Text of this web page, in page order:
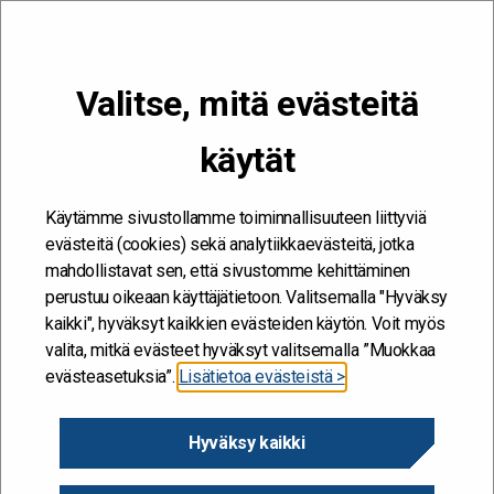
Valitse, mitä evästeitä
käytät
Käytämme sivustollamme toiminnallisuuteen liittyviä
evästeitä (cookies) sekä analytiikkaevästeitä, jotka
mahdollistavat sen, että sivustomme kehittäminen
perustuu oikeaan käyttäjätietoon. Valitsemalla "Hyväksy
kaikki", hyväksyt kaikkien evästeiden käytön. Voit myös
valita, mitkä evästeet hyväksyt valitsemalla ”Muokkaa
evästeasetuksia”. Lisätietoa evästeistä >
Hyväksy kaikki
Kehitän ja kehityn #töissäSuomelle
Miten itseohjautuvuutta voi tukea